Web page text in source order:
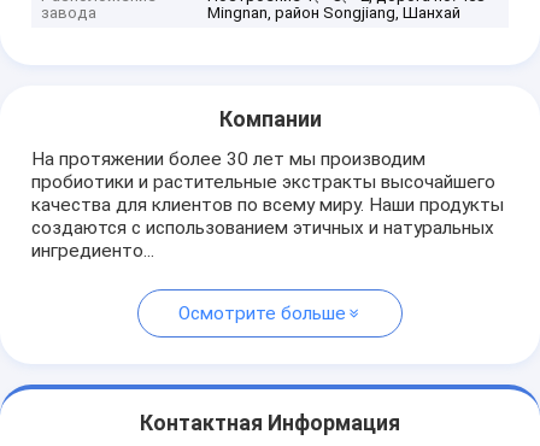
завода
Mingnan, район Songjiang, Шанхай
Компании
На протяжении более 30 лет мы производим
пробиотики и растительные экстракты высочайшего
качества для клиентов по всему миру. Наши продукты
создаются с использованием этичных и натуральных
ингредиенто...
Осмотрите больше
Контактная Информация